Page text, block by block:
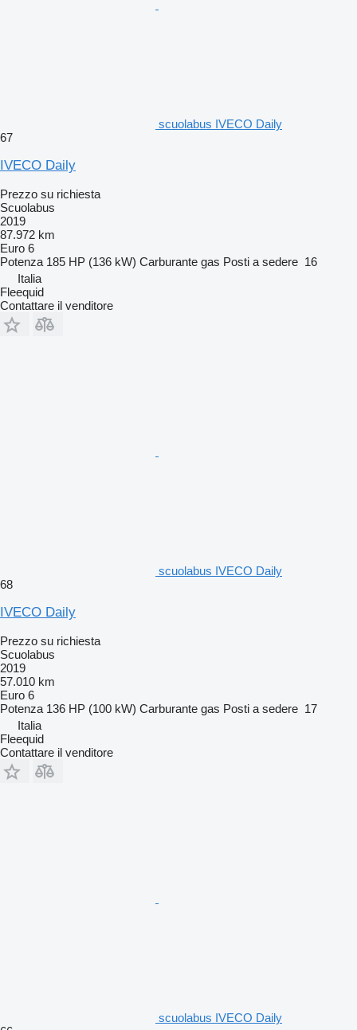
scuolabus IVECO Daily
67
IVECO Daily
Prezzo su richiesta
Scuolabus
2019
87.972 km
Euro 6
Potenza 185 HP (136 kW) Carburante gas Posti a sedere 16
Italia
Fleequid
Contattare il venditore
scuolabus IVECO Daily
68
IVECO Daily
Prezzo su richiesta
Scuolabus
2019
57.010 km
Euro 6
Potenza 136 HP (100 kW) Carburante gas Posti a sedere 17
Italia
Fleequid
Contattare il venditore
scuolabus IVECO Daily